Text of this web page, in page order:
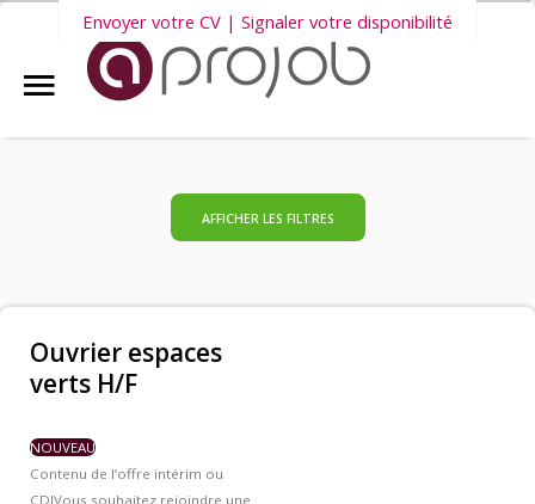
Accueil
Aprojob ?
Offres d'emploi
Candidats
Salariés Aprojob
Envoyer votre CV | Signaler votre disponibilité
AFFICHER LES FILTRES
Ouvrier espaces
verts H/F
NOUVEAU
Contenu de l’offre intérim ou
CDIVous souhaitez rejoindre une